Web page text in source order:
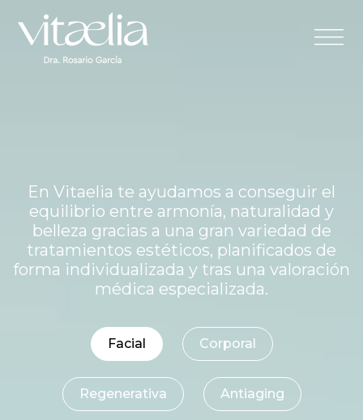
Equipo
Servicios
Contacto
Blog
En Vitaelia te ayudamos a conseguir el
equilibrio entre armonía, naturalidad y
belleza gracias a una gran variedad de
tratamientos estéticos, planificados de
forma individualizada y tras una valoración
médica especializada.
Facial Corporal
Regenerativa Antiaging